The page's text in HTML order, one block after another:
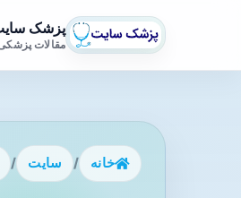
پزشک
مقالات
خانه / سایت /